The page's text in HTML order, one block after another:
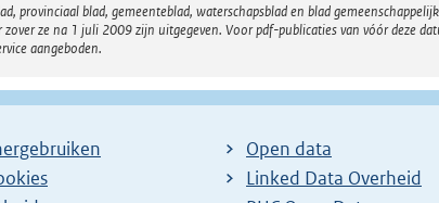
provinciaal blad, gemeenteblad, waterschapsblad en blad
ze na 1 juli 2009 zijn uitgegeven. Voor pdf-publicaties van vóór deze
aangeboden.
Open data
Linked Data Overheid